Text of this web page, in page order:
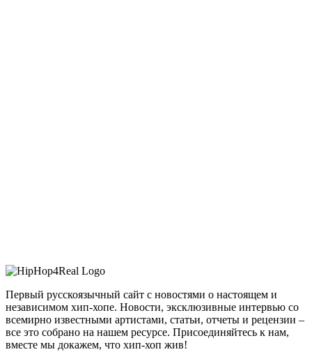
Первый русскоязычный сайт с новостями о настоящем и
независимом хип-хопе. Новости, эксклюзивные интервью со
всемирно известными артистами, статьи, отчеты и рецензии –
все это собрано на нашем ресурсе. Присоединяйтесь к нам,
вместе мы докажем, что хип-хоп жив!